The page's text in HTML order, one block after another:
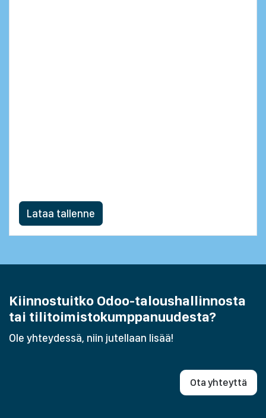
Lataa tallenne
Kiinnostuitko Odoo-taloushallinnosta
tai tilitoimistokumppanuudesta?
Ole yhteydessä, niin jutellaan lisää!
Ota yhteyttä